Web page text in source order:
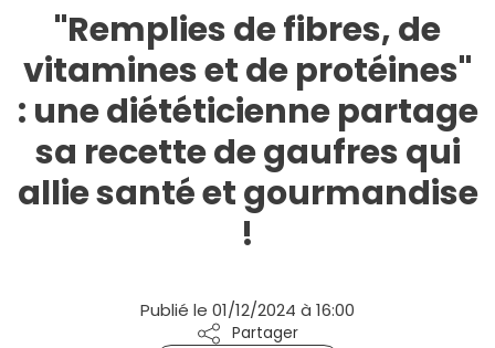
"Remplies de fibres, de
vitamines et de protéines"
: une diététicienne partage
sa recette de gaufres qui
allie santé et gourmandise
!
Publié le 01/12/2024 à 16:00
Partager